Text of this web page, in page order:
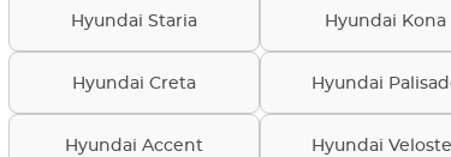
Hyundai Staria Hyundai Kona
Hyundai Creta Hyundai
Hyundai Accent Hyundai